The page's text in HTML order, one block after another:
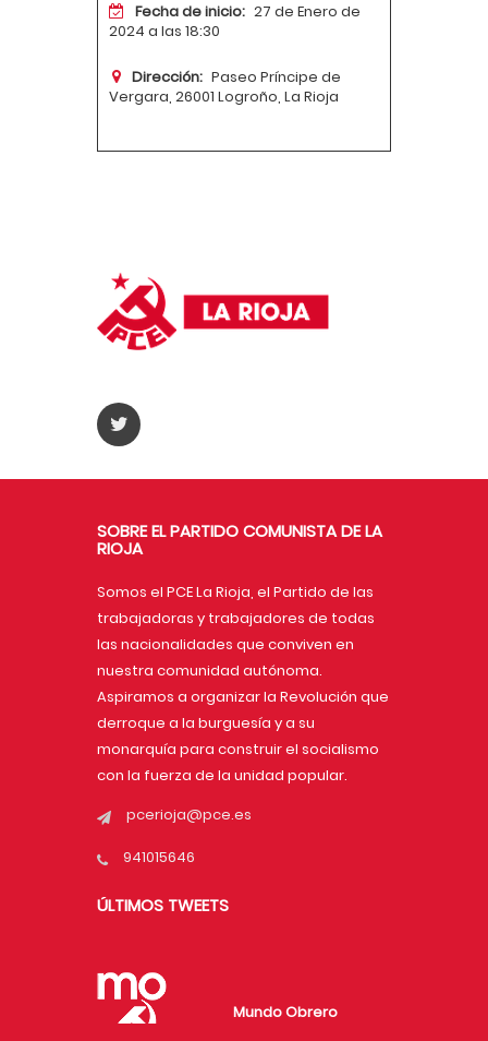
Fecha de inicio: 27 de Enero de
2024 a las 18:30
Dirección: Paseo Príncipe de
Vergara, 26001 Logroño, La Rioja
SOBRE EL PARTIDO COMUNISTA DE LA
RIOJA
Somos el PCE La Rioja, el Partido de las
trabajadoras y trabajadores de todas
las nacionalidades que conviven en
nuestra comunidad autónoma.
Aspiramos a organizar la Revolución que
derroque a la burguesía y a su
monarquía para construir el socialismo
con la fuerza de la unidad popular.
pcerioja@pce.es
941015646
ÚLTIMOS TWEETS
Mundo Obrero